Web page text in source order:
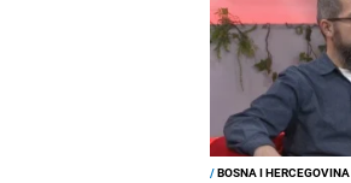
/BOSNA I HERCEGOVINA